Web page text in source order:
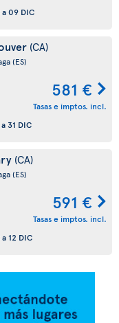
a09 DIC
(CA)
(ES)
581 €
Tasas e imptos. incl.
a 31 DIC
(CA)
(ES)
591 €
Tasas e imptos. incl.
a 12 DIC